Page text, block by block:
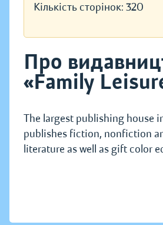
Кількість сторінок: 320
Про
«Family
The largest publishing house
publishes fiction, nonfiction
literature as well as gift color